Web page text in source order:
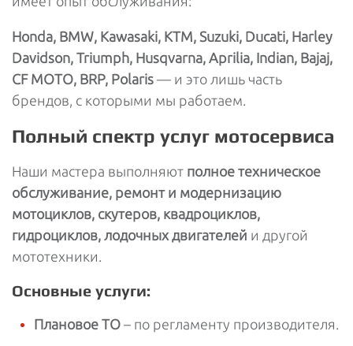
Honda, BMW, Kawasaki, KTM, Suzuki, Ducati, Harley
Davidson, Triumph, Husqvarna, Aprilia, Indian, Bajaj,
CF MOTO, BRP, Polaris — и это лишь часть
брендов, с которыми мы работаем.
Полный спектр услуг мотосервиса
Наши мастера выполняют полное техническое
обслуживание, ремонт и модернизацию
мотоциклов, скутеров, квадроциклов,
гидроциклов, лодочных двигателей и другой
мототехники.
Основные услуги:
Плановое ТО – по регламенту производителя.